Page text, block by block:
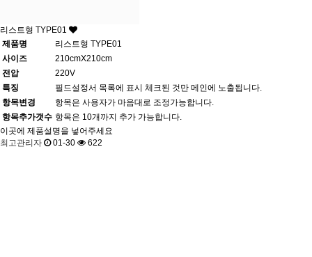
리스트형 TYPE01
제품명
리스트형 TYPE01
사이즈
210cmX210cm
전압
220V
특징
필드설정서 목록에 표시 체크된 것만 메인에 노출됩니다.
항목변경
항목은 사용자가 마음대로 조정가능합니다.
항목추가갯수 항목은 10개까지 추가 가능합니다.
이곳에 제품설명을 넣어주세요
최고관리자
01-30 622